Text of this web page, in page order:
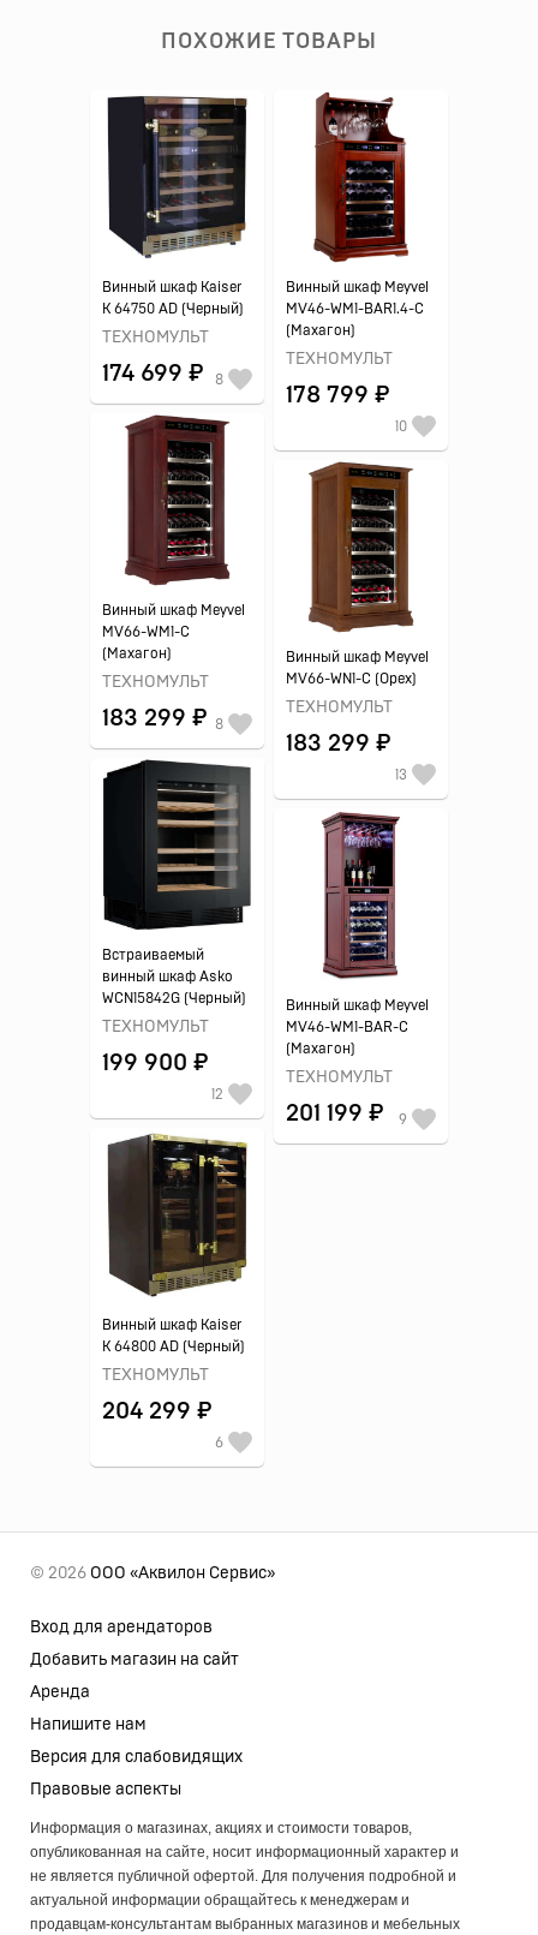
ПОХОЖИЕ ТОВАРЫ
Винный шкаф Kaiser
K 64750 AD (Черный)
ТЕХНОМУЛЬТ
174 699 ₽ 8
Винный шкаф Meyvel
MV46-WM1-BAR1.4-C
(Махагон)
ТЕХНОМУЛЬТ
178 799 ₽
10
Винный шкаф Meyvel
MV66-WM1-C
(Махагон)
ТЕХНОМУЛЬТ
183 299 ₽ 8
Винный шкаф Meyvel
MV66-WN1-C (Орех)
ТЕХНОМУЛЬТ
183 299 ₽
13
Встраиваемый
винный шкаф Asko
WCN15842G (Черный)
ТЕХНОМУЛЬТ
199 900 ₽
12
Винный шкаф Meyvel
MV46-WM1-BAR-C
(Махагон)
ТЕХНОМУЛЬТ
201 199 ₽ 9
Винный шкаф Kaiser
K 64800 AD (Черный)
ТЕХНОМУЛЬТ
204 299 ₽
6
© 2026 ООО «Аквилон Сервис»
Вход для арендаторов
Добавить магазин на сайт
Аренда
Напишите нам
Версия для слабовидящих
Правовые аспекты
Информация о магазинах, акциях и стоимости товаров,
опубликованная на сайте, носит информационный характер и
не является публичной офертой. Для получения подробной и
актуальной информации обращайтесь к менеджерам и
продавцам-консультантам выбранных магазинов и мебельных